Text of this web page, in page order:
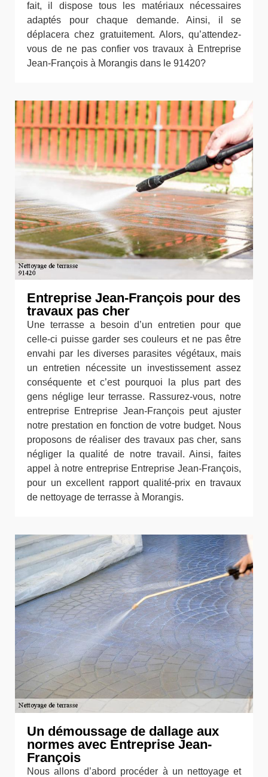
fait, il dispose tous les matériaux nécessaires
adaptés pour chaque demande. Ainsi, il se
déplacera chez gratuitement. Alors, qu’attendez-
vous de ne pas confier vos travaux à Entreprise
Jean-François à Morangis dans le 91420?
Entreprise Jean-François pour des
travaux pas cher
Une terrasse a besoin d’un entretien pour que
celle-ci puisse garder ses couleurs et ne pas être
envahi par les diverses parasites végétaux, mais
un entretien nécessite un investissement assez
conséquente et c’est pourquoi la plus part des
gens néglige leur terrasse. Rassurez-vous, notre
entreprise Entreprise Jean-François peut ajuster
notre prestation en fonction de votre budget. Nous
proposons de réaliser des travaux pas cher, sans
négliger la qualité de notre travail. Ainsi, faites
appel à notre entreprise Entreprise Jean-François,
pour un excellent rapport qualité-prix en travaux
de nettoyage de terrasse à Morangis.
Un démoussage de dallage aux
normes avec Entreprise Jean-
François
Nous allons d’abord procéder à un nettoyage et